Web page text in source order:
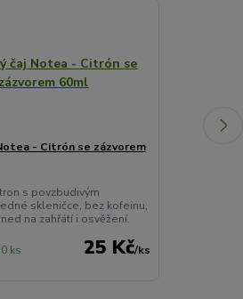
- Citrón se zázvorem
s povzbudivým
skleničce, bez kofeinu,
na zahřátí i osvěžení.
25 Kč/ks
ks